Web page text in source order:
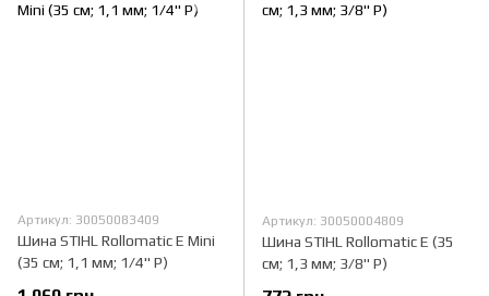
Артикул: 30050083409
Шина STIHL Rollomatic E Mini
(35 см; 1,1 мм; 1/4" Р)
Артикул: 30050004809
Шина STIHL Rollomatic E (35
см; 1,3 мм; 3/8" Р)